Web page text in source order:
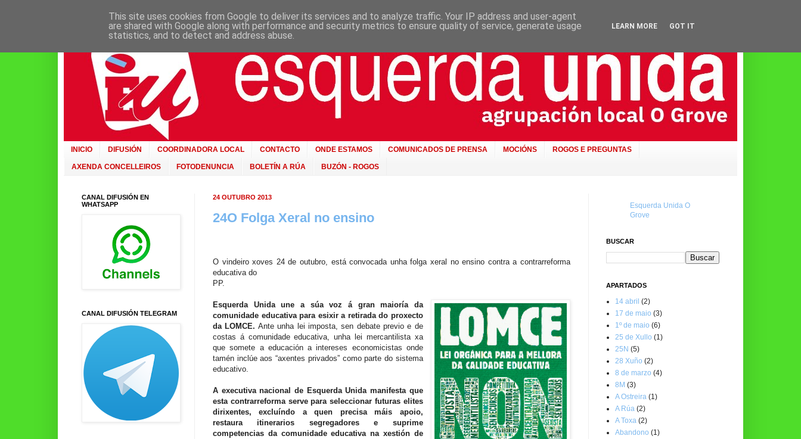
INICIO DIFUSIÓN COORDINADORA LOCAL CONTACTO ONDE ESTAMOS COMUNICADOS DE PRENSA MOCIÓNS ROGOS E PREGUNTAS
AXENDA CONCELLEIROS FOTODENUNCIA BOLETÍN A RÚA BUZÓN - ROGOS
24 OUTUBRO 2013
24O Folga Xeral no ensino
O vindeiro xoves 24 de outubro, está convocada unha folga xeral no ensino contra a contrarreforma
educativa do
PP.
Esquerda Unida une a súa voz á gran maioría da
comunidade educativa para esixir a retirada do proxecto
da LOMCE. Ante unha lei imposta, sen debate previo e de
costas á comunidade educativa, unha lei mercantilista xa
que somete a educación a intereses economicistas onde
tamén inclúe aos “axentes privados” como parte do sistema
educativo.
A executiva nacional de Esquerda Unida manifesta que
esta contrarreforma serve para seleccionar futuras elites
dirixentes, excluíndo a quen precisa máis apoio,
restaura itinerarios segregadores e suprime
competencias da comunidade educativa na xestión de
CANAL DIFUSIÓN EN
WHATSAPP
CANAL DIFUSIÓN TELEGRAM
Esquerda Unida O
Grove
BUSCAR
APARTADOS
14 abril (2)
17 de maio (3)
1º de maio (6)
25 de Xullo (1)
25N (5)
28 Xuño (2)
8 de marzo (4)
8M (3)
A Ostreira (1)
A Rúa (2)
A Toxa (2)
Abandono (1)
This site uses cookies from Google to deliver its services and to analyze traffic. Your IP address and user-agent
are shared with Google along with performance and security metrics to ensure quality of service, generate usage
statistics, and to detect and address abuse.
LEARN MORE GOT IT